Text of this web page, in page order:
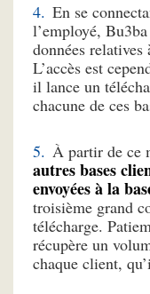
En se
l’employé,
données relatives
L’accès est
il lance un
chacune de ces
À partir de ce
autres bases
envoyées à la
troisième grand
télécharge.
récupère un
chaque client,